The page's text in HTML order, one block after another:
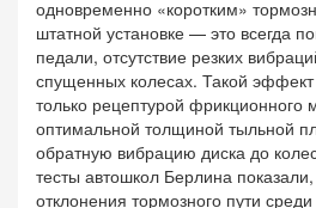
одновременно «коротким»
штатной установке — это всегда
педали, отсутствие резких
спущенных колесах. Такой
только рецептурой фрикционного
оптимальной толщиной тыльной
обратную вибрацию диска до
тесты автошкол Берлина
отклонения тормозного пути